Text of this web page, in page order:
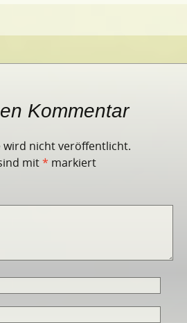
Kommentar
wird nicht veröffentlicht.
mit* markiert